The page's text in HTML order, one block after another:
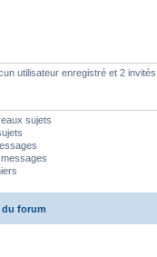
utilisateur enregistré et 2 invités
sujets
du forum